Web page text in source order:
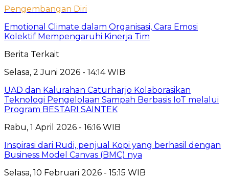
Pengembangan Diri
Emotional Climate dalam Organisasi, Cara Emosi
Kolektif Mempengaruhi Kinerja Tim
Berita Terkait
Selasa, 2 Juni 2026 - 14:14 WIB
UAD dan Kalurahan Caturharjo Kolaborasikan
Teknologi Pengelolaan Sampah Berbasis IoT melalui
Program BESTARI SAINTEK
Rabu, 1 April 2026 - 16:16 WIB
Inspirasi dari Rudi, penjual Kopi yang berhasil dengan
Business Model Canvas (BMC) nya
Selasa, 10 Februari 2026 - 15:15 WIB